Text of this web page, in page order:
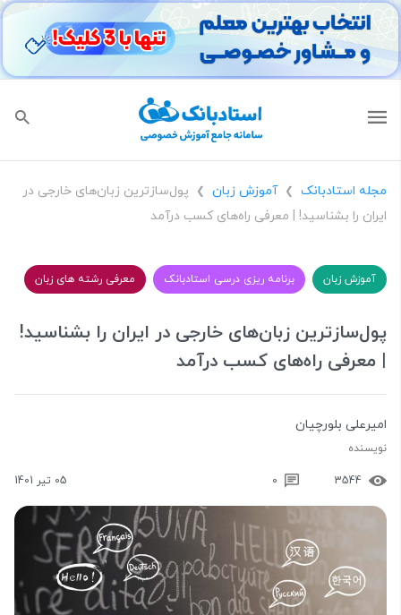
مجله استادبانک ❯ آموزش زبان ❯
پول‌سازترین زبان‌های خارجی در
ایران را بشناسید! | معرفی راه‌های کسب درآمد
آموزش زبان برنامه ریزی درسی استادبانک معرفی رشته های زبان
پول‌سازترین زبان‌های خارجی در ایران را بشناسید!
| معرفی راه‌های کسب درآمد
امیرعلی بلورچیان
نویسنده
3544
0 05 تیر 1401